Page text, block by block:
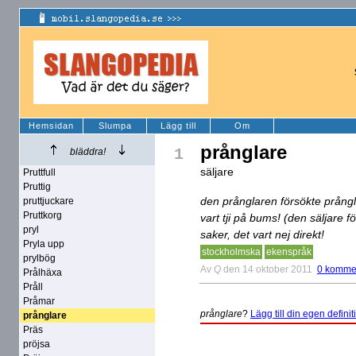
Hemsidan Slumpa Lägg till Om
bläddra!
Pruttfull
Pruttig
pruttjuckare
Pruttkorg
pryl
Pryla upp
prylbög
Prålhäxa
Pråll
Pråmar
prånglare
Präs
pröjsa
1 prånglare
säljare
den prånglaren försökte
vart tji på bums! (den säljare
saker, det vart nej direkt!
stockholmska ekenspråk
Av Q den 14 oktober 2011 0
prånglare? Lägg till din egen